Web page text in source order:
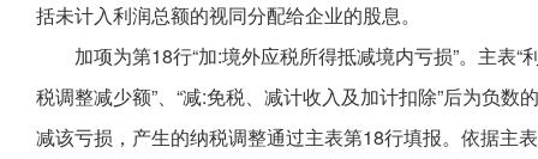
括未计入利润总额的视同分配给企业的股息。
加项为第18行“加:境外应税所得抵减境内亏损”。主表“
税调整减少额”、“减:免税、减计收入及加计扣除”后为负
减该亏损，产生的纳税调整通过主表第18行填报。依据主